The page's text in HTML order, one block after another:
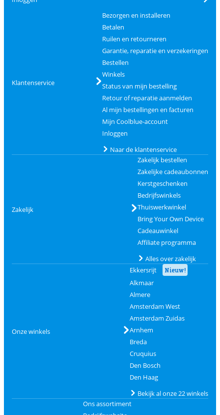
Klantenservice
Bezorgen en installeren
Betalen
Ruilen en retourneren
Garantie, reparatie en verzekeringen
Bestellen
Winkels
Status van mijn bestelling
Retour of reparatie aanmelden
Al mijn bestellingen en facturen
Mijn Coolblue-account
Inloggen
Naar de klantenservice
Zakelijk
Zakelijk bestellen
Zakelijke cadeaubonnen
Kerstgeschenken
Bedrijfswinkels
Thuiswerkwinkel
Bring Your Own Device
Cadeauwinkel
Affiliate programma
Alles over zakelijk
Onze winkels
Ekkersrijt Nieuw!
Alkmaar
Almere
Amsterdam West
Amsterdam Zuidas
Arnhem
Breda
Cruquius
Den Bosch
Den Haag
Bekijk al onze 22 winkels
Ons assortiment